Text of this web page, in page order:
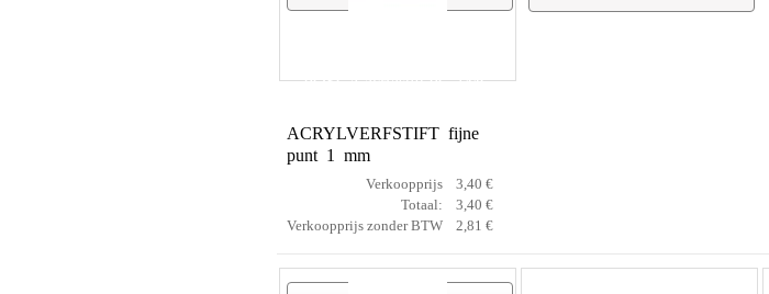
POSCA acrylstift PC-1MC
ACRYLVERFSTIFT fijne
punt 1 mm
Verkoopprijs
3,40 €
Totaal:
3,40 €
Verkoopprijs zonder BTW
2,81 €